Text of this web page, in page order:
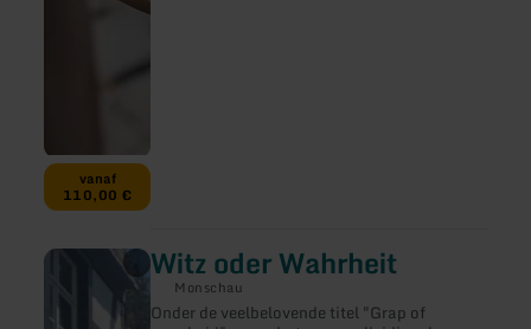
vanaf
110,00 €
Witz oder Wahrheit
Monschau
Onder de veelbelovende titel "Grap of
meer